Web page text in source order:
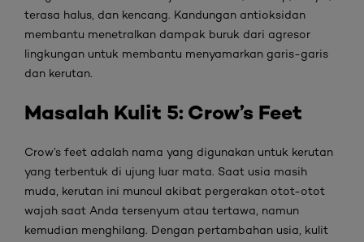
terasa halus, dan kencang. Kandungan antioksidan
membantu menetralkan dampak buruk dari agresor
lingkungan untuk membantu menyamarkan garis-garis
dan kerutan.
Masalah Kulit 5: Crow’s Feet
Crow’s feet adalah nama yang digunakan untuk kerutan
yang terbentuk di ujung luar mata. Saat usia masih
muda, kerutan ini muncul akibat pergerakan otot-otot
wajah saat Anda tersenyum atau tertawa, namun
kemudian menghilang. Dengan pertambahan usia, kulit